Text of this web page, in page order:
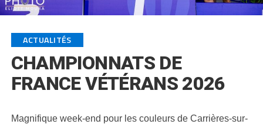
ACTUALITÉS
CHAMPIONNATS DE
FRANCE VÉTÉRANS 2026
Magnifique week-end pour les couleurs de Carrières-sur-